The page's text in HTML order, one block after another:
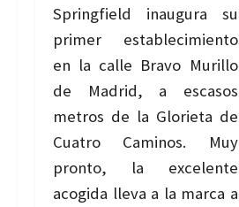
Springfield inaugura su
primer establecimiento
en la calle Bravo Murillo
de Madrid, a escasos
metros de la Glorieta de
Cuatro Caminos. Muy
pronto, la excelente
acogida lleva a la marca a